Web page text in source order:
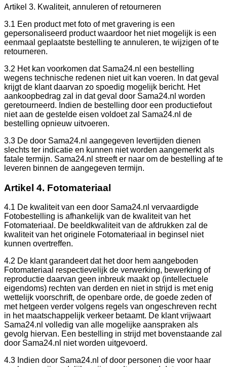
Artikel 3. Kwaliteit, annuleren of retourneren
3.1 Een product met foto of met gravering is een
gepersonaliseerd product waardoor het niet mogelijk is een
eenmaal geplaatste bestelling te annuleren, te wijzigen of te
retourneren.
3.2 Het kan voorkomen dat Sama24.nl een bestelling
wegens technische redenen niet uit kan voeren. In dat geval
krijgt de klant daarvan zo spoedig mogelijk bericht. Het
aankoopbedrag zal in dat geval door Sama24.nl worden
geretourneerd. Indien de bestelling door een productiefout
niet aan de gestelde eisen voldoet zal Sama24.nl de
bestelling opnieuw uitvoeren.
3.3 De door Sama24.nl aangegeven levertijden dienen
slechts ter indicatie en kunnen niet worden aangemerkt als
fatale termijn. Sama24.nl streeft er naar om de bestelling af te
leveren binnen de aangegeven termijn.
Artikel 4. Fotomateriaal
4.1 De kwaliteit van een door Sama24.nl vervaardigde
Fotobestelling is afhankelijk van de kwaliteit van het
Fotomateriaal. De beeldkwaliteit van de afdrukken zal de
kwaliteit van het originele Fotomateriaal in beginsel niet
kunnen overtreffen.
4.2 De klant garandeert dat het door hem aangeboden
Fotomateriaal respectievelijk de verwerking, bewerking of
reproductie daarvan geen inbreuk maakt op (intellectuele
eigendoms) rechten van derden en niet in strijd is met enig
wettelijk voorschrift, de openbare orde, de goede zeden of
met hetgeen verder volgens regels van ongeschreven recht
in het maatschappelijk verkeer betaamt. De klant vrijwaart
Sama24.nl volledig van alle mogelijke aanspraken als
gevolg hiervan. Een bestelling in strijd met bovenstaande zal
door Sama24.nl niet worden uitgevoerd.
4.3 Indien door Sama24.nl of door personen die voor haar